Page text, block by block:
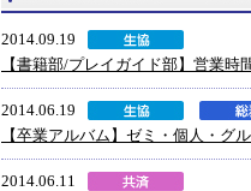
2014.09.19
【書籍部/プレイガイド部】営業時
2014.06.19
【卒業アルバム】ゼミ・個人・グ
2014.06.11